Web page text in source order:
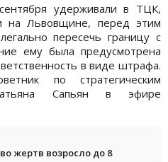
удерживали в ТЦК,
на Львовщине, перед этим
пересечь границу с
ему была предусмотрена
в виде штрафа.
по стратегическим
Сапьян в эфире
жертв возросло до 8